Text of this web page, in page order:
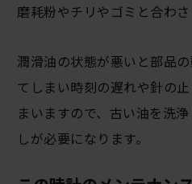
磨耗粉やチリやゴミと合わさ
潤滑油の状態が悪いと部品
てしまい時刻の遅れや針の
まいますので、古い油を洗
しが必要になります。